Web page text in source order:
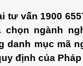
tư vấn 1900
chọn ngành
danh mục mã
định của